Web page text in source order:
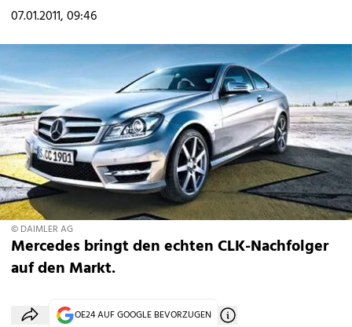
07.01.2011, 09:46
© DAIMLER AG
Mercedes bringt den echten CLK-Nachfolger
auf den Markt.
OE24 AUF GOOGLE BEVORZUGEN